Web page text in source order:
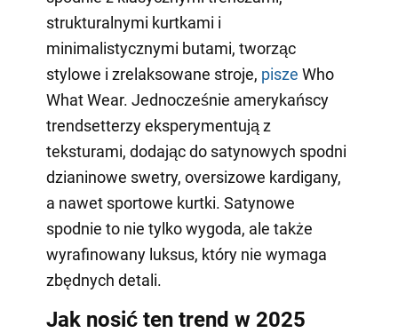
strukturalnymi kurtkami i
minimalistycznymi butami, tworząc
stylowe i zrelaksowane stroje, pisze Who
What Wear. Jednocześnie amerykańscy
trendsetterzy eksperymentują z
teksturami, dodając do satynowych spodni
dzianinowe swetry, oversizowe kardigany,
a nawet sportowe kurtki. Satynowe
spodnie to nie tylko wygoda, ale także
wyrafinowany luksus, który nie wymaga
zbędnych detali.
Jak nosić ten trend w 2025